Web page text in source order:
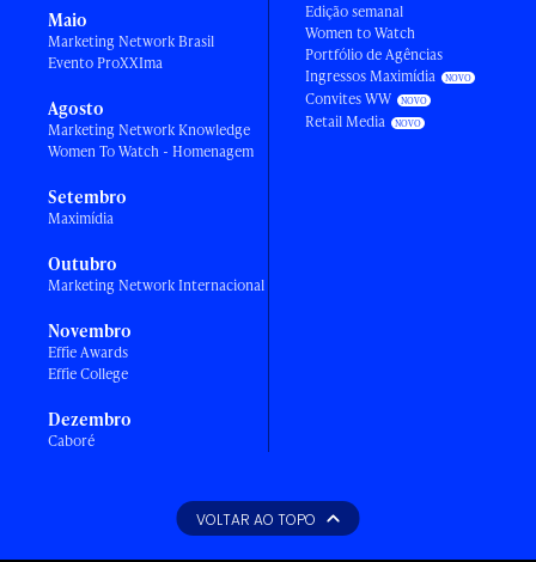
Maio
Marketing Network Brasil
Evento ProXXIma
Agosto
Marketing Network Knowledge
Women To Watch - Homenagem
Setembro
Maximídia
Outubro
Marketing Network Internacional
Novembro
Effie Awards
Effie College
Dezembro
Caboré
Edição semanal
Women to Watch
Portfólio de Agências
Ingressos Maximídia
Convites WW
Retail Media
VOLTAR AO TOPO